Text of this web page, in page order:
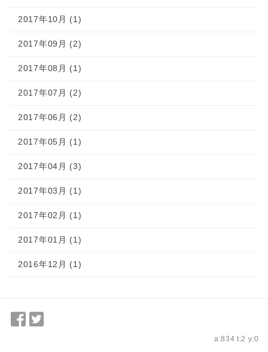
2017年10月 (1)
2017年09月 (2)
2017年08月 (1)
2017年07月 (2)
2017年06月 (2)
2017年05月 (1)
2017年04月 (3)
2017年03月 (1)
2017年02月 (1)
2017年01月 (1)
2016年12月 (1)
Facebook
a:834 t:2 y:0